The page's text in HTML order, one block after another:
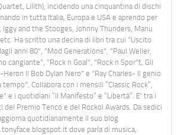
Lilith), incidendo una cinquantina di dischi
in tutta Italia, Europa e USA e aprendo per
Iggy and the Stooges, Johnny Thunders, Manu
etc. Ha scritto una decina di libri tra cui "Uscito
anni 80", "Mod Generations", "Paul Weller,
cangiante", "Rock n Goal", "Rock n Spor"t, Gil
Il Bob Dylan Nero" e "Ray Charles- Il genio
tempo". Collabora con i mensili “Classic Rock”,
e i quotidiani “Il Manifesto” e “Libertà”. E' tra i
del Premio Tenco e del Rockol Awards. Da sedici
quotidianamente il suo blog
dove parla di musica,